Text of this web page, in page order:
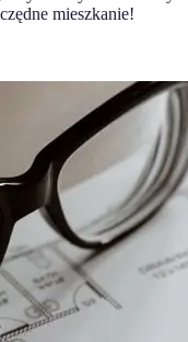
mieszkanie!